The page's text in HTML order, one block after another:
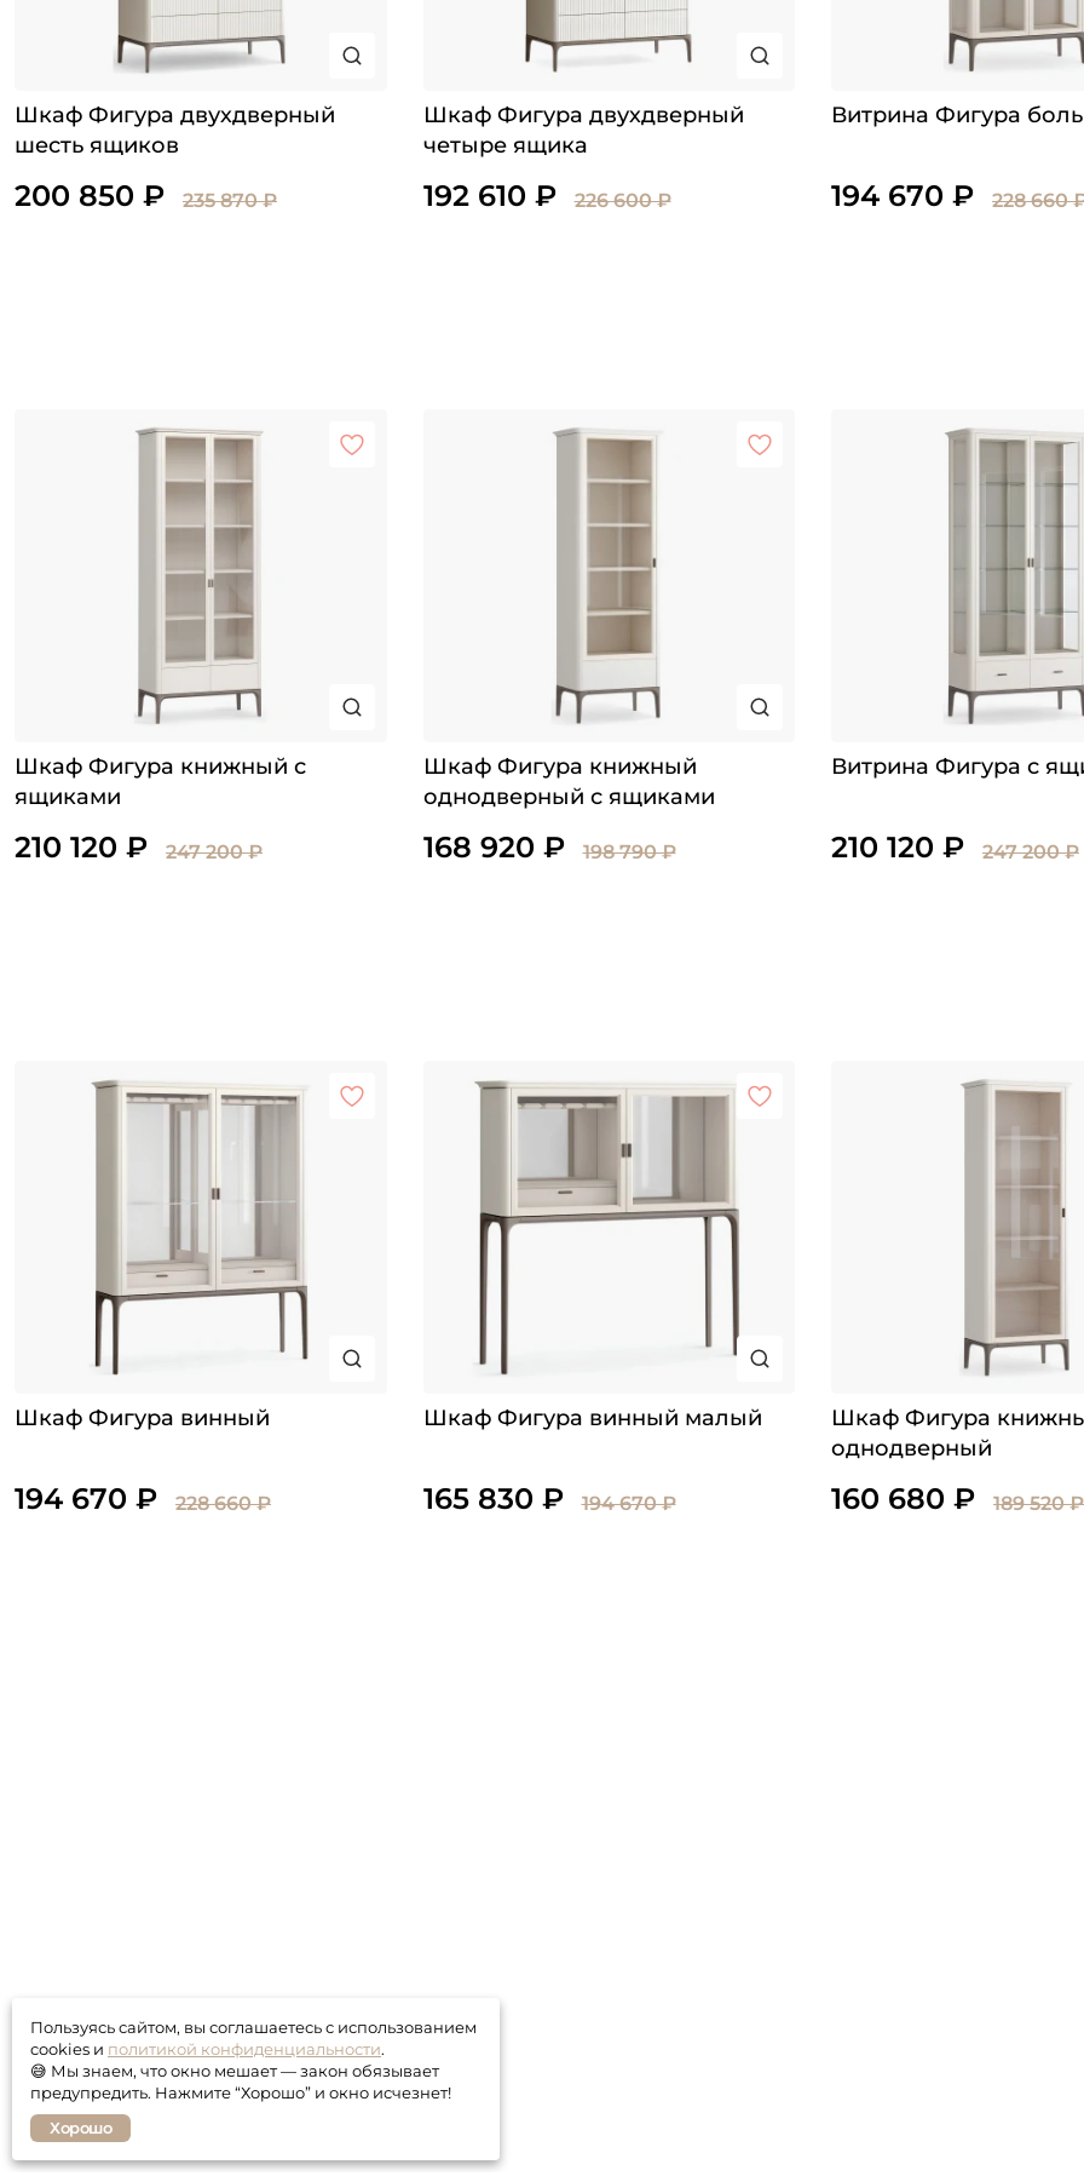
Шкаф Фигура двухдверный
шесть ящиков
200 850 ₽ 235 870 ₽
Шкаф Фигура двухдверный
четыре ящика
192 610 ₽ 226 600 ₽
Витрина Фигура
194 670 ₽ 228 660
Шкаф Фигура книжный с
ящиками
210 120 ₽ 247 200 ₽
Шкаф Фигура книжный
однодверный с ящиками
168 920 ₽ 198 790 ₽
Витрина Фигура с
210 120 ₽ 247 200 ₽
Шкаф Фигура винный
194 670 ₽ 228 660 ₽
Шкаф Фигура винный малый
165 830 ₽ 194 670 ₽
Шкаф Фигура
однодверный
160 680 ₽ 189 520 ₽
Пользуясь сайтом, вы соглашаетесь с использованием
cookies и политикой конфиденциальности.
😅 Мы знаем, что окно мешает — закон обязывает
предупредить. Нажмите “Хорошо” и окно исчезнет!
Хорошо